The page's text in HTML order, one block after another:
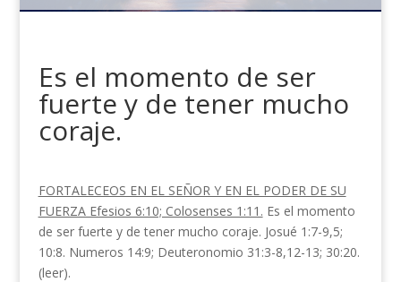
Es el momento de ser
fuerte y de tener mucho
coraje.
FORTALECEOS EN EL SEÑOR Y EN EL PODER DE SU
FUERZA Efesios 6:10; Colosenses 1:11. Es el momento
de ser fuerte y de tener mucho coraje. Josué 1:7-9,5;
10:8. Numeros 14:9; Deuteronomio 31:3-8,12-13; 30:20.
(leer).